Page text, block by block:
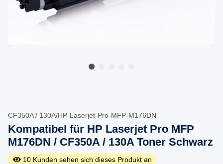
CF350A / 130A/HP-Laserjet-Pro-MFP-M176DN
Kompatibel für HP Laserjet Pro MFP
M176DN / CF350A / 130A Toner Schwarz
10 Kunden sehen sich dieses Produkt an